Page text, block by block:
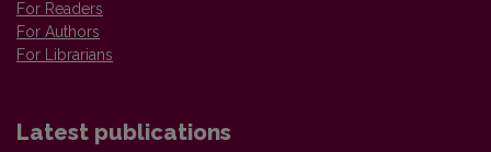
For Readers
For Authors
For Librarians
Latest publications